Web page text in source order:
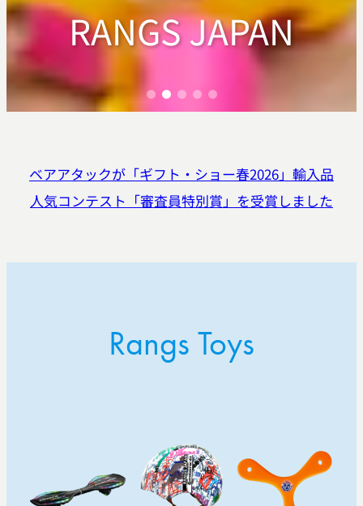
RANGS JAPAN
RANGS JAPAN
RANGS JAPAN
RANGS JAPAN
RANGS JAPAN
ベアアタックが「ギフト・ショー春2026」輸入品
人気コンテスト「審査員特別賞」を受賞しました
Rangs Toys